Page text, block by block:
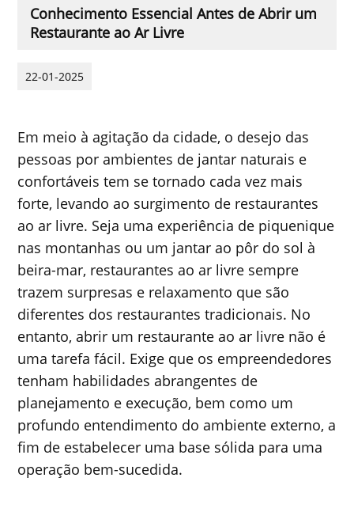
Conhecimento Essencial Antes de Abrir um
Restaurante ao Ar Livre
22-01-2025
Em meio à agitação da cidade, o desejo das
pessoas por ambientes de jantar naturais e
confortáveis ​​tem se tornado cada vez mais
forte, levando ao surgimento de restaurantes
ao ar livre. Seja uma experiência de piquenique
nas montanhas ou um jantar ao pôr do sol à
beira-mar, restaurantes ao ar livre sempre
trazem surpresas e relaxamento que são
diferentes dos restaurantes tradicionais. No
entanto, abrir um restaurante ao ar livre não é
uma tarefa fácil. Exige que os empreendedores
tenham habilidades abrangentes de
planejamento e execução, bem como um
profundo entendimento do ambiente externo, a
fim de estabelecer uma base sólida para uma
operação bem-sucedida.